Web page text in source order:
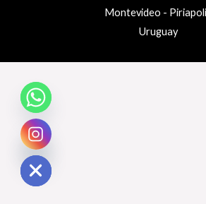
Montevideo -
Uruguay
chaty